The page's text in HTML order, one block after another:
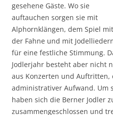
gesehene Gäste. Wo sie
auftauchen sorgen sie mit
Alphornklängen, dem Spiel mit
der Fahne und mit
für eine festliche Stimmung.
Jodlerjahr besteht aber nicht
aus Konzerten und Auftritten,
administrativer Aufwand. Um
haben sich die Berner Jodler
zusammengeschlossen und